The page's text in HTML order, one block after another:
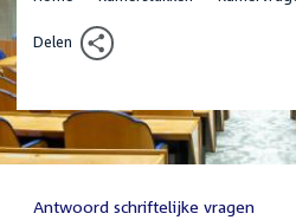
Delen
Antwoord schriftelijke vragen